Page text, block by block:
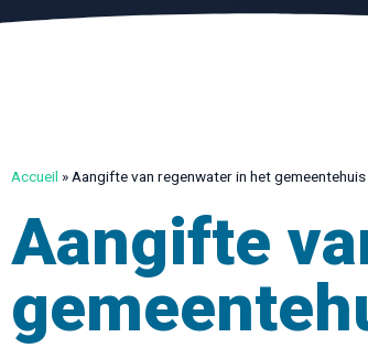
Accueil » Aangifte van regenwater in het gemeentehuis
Aangifte